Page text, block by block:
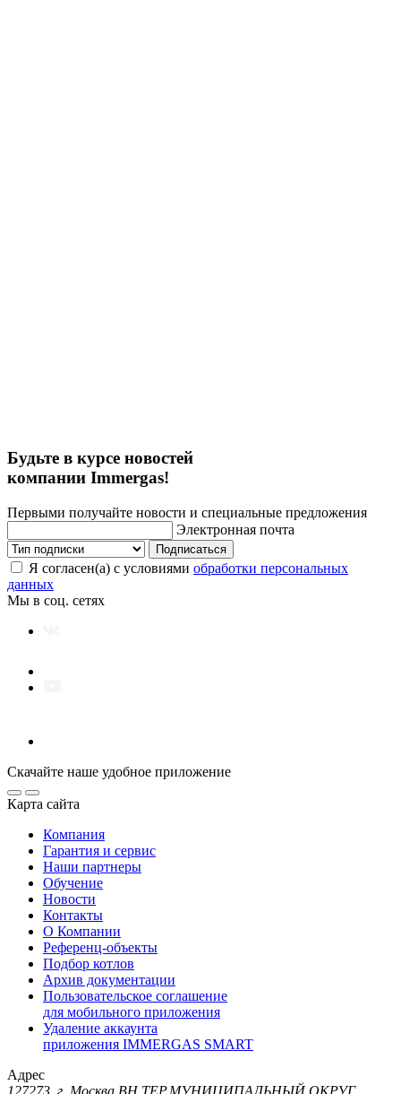
Будьте в курсе новостей
компании Immergas!
Первыми получайте новости и специальные предложения
Электронная почта
Подписаться
Я согласен(а) с условиями обработки персональных
данных
Мы в соц. сетях
Скачайте наше удобное приложение
Карта сайта
Компания
Гарантия и сервис
Наши партнеры
Обучение
Новости
Контакты
О Компании
Референц-объекты
Подбор котлов
Архив документации
Пользовательское соглашение
для мобильного приложения
Удаление аккаунта
приложения IMMERGAS SMART
Адрес
127273, г. Москва ВН.ТЕР.МУНИЦИПАЛЬНЫЙ ОКРУГ